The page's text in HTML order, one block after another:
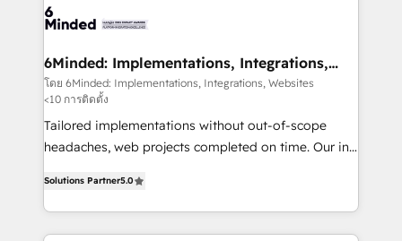
what matters most: growing your business and
wowing your customers. Let’s make HubSpot work
Implementation & Migration · Native & Custom
Reporting & Analytics · GTM Architecture · Sales &
Marketing Enablement If you’re ready to elevate
HubSpot from “just your CRM” to your growth
infrastructure—let’s talk.
6Minded: Implementations, Integrations,
Websites
โดย 6Minded: Implementations, Integrations, Websites
<10 การติดตั้ง
Tailored implementations without out-of-scope
headaches, web projects completed on time. Our in-
developers, designers, and marketers handles all
aspects of your HubSpot. ✨ 400+ global clients ✨
100+ seamless migrations from 15+ different CRMs
Solutions Partner5.0